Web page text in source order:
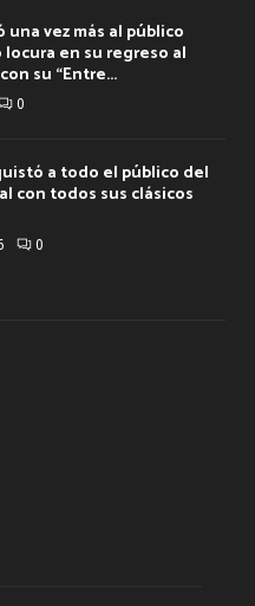
vez más al público
en su regreso al
su “Entre...
0
a todo el público del
con todos sus clásicos
0